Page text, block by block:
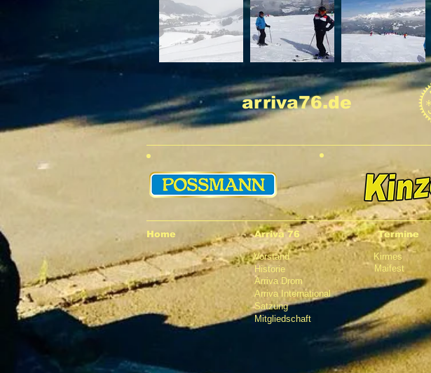
arriva76.de
Home Arriva 76
Vorstand
Historie
Arriva Drom
Termine
Kirmes
Maifest
Arriva International
Satzung
Mitgliedschaft